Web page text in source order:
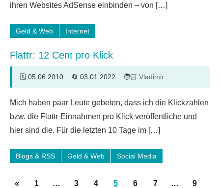
ihren Websites AdSense einbinden – von […]
Geld & Web Internet
Flattr: 12 Cent pro Klick
05.06.2010 03.01.2022 Vladimir
Kommentare
Mich haben paar Leute gebeten, dass ich die Klickzahlen
bzw. die Flattr-Einnahmen pro Klick veröffentliche und
hier sind die. Für die letzten 10 Tage im […]
Blogs & RSS Geld & Web Social Media
Seitennummerierung
«Vorherige
1 … 3 4 5 6 7 … 9